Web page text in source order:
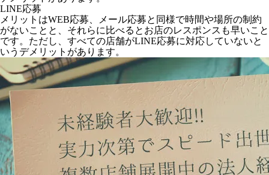
LINE応募
メリットはWEB応募、メール応募と同様で時間や場所の制約
がないことと、それらに比べるとお店のレスポンスも早いこと
です。ただし、すべての店舗がLINE応募に対応していないと
いうデメリットがあります。